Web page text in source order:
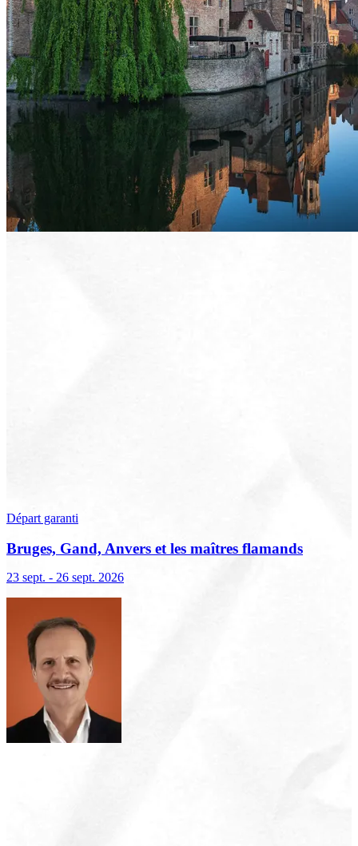
Départ garanti
Bruges, Gand, Anvers et les maîtres flamands
23 sept. - 26 sept. 2026